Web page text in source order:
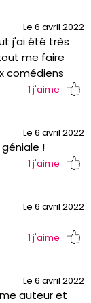
Le 6 avril 2022
j'ai été très
me faire
comédiens
1 j'aime
Le 6 avril 2022
!
1 j'aime
Le 6 avril 2022
1 j'aime
Le 6 avril 2022
auteur et